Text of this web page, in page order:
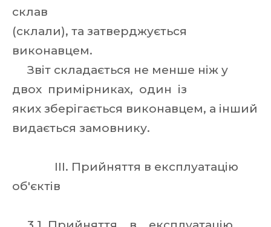
склав
(склали), та затверджується
виконавцем.
Звіт складається не менше ніж у
двох примірниках, один із
яких зберігається виконавцем, а інший
видається замовнику.
III. Прийняття в експлуатацію
об'єктів